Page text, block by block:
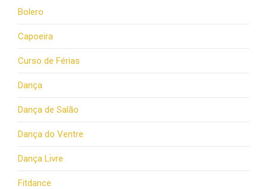
Bolero
Capoeira
Curso de Férias
Dança
Dança de Salão
Dança do Ventre
Dança Livre
Fitdance